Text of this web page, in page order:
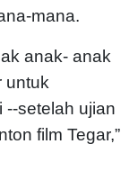
mana.
anak- anak
untuk
--setelah ujian
film Tegar,”